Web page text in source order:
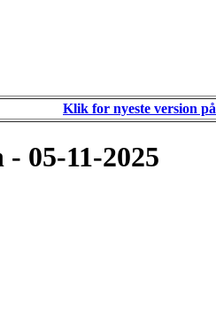
Klik for nyeste version
05-11-2025